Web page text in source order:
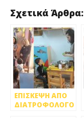
Σχετικά Άρθρα:
ΕΠΙΣΚΕΨΗ ΑΠΟ
ΔΙΑΤΡΟΦΟΛΟΓΟ